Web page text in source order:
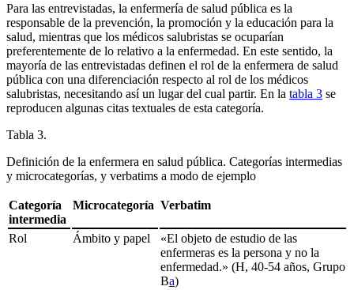
Para las entrevistadas, la enfermería de salud pública es la
responsable de la prevención, la promoción y la educación para la
salud, mientras que los médicos salubristas se ocuparían
preferentemente de lo relativo a la enfermedad. En este sentido, la
mayoría de las entrevistadas definen el rol de la enfermera de salud
pública con una diferenciación respecto al rol de los médicos
salubristas, necesitando así un lugar del cual partir. En la tabla 3 se
reproducen algunas citas textuales de esta categoría.
Tabla 3.
Definición de la enfermera en salud pública. Categorías intermedias
y microcategorías, y verbatims a modo de ejemplo
Categoría
intermedia
Microcategoría Verbatim
Rol Ámbito y papel
«El objeto de estudio de las
enfermeras es la persona y no la
enfermedad.» (H, 40-54 años, Grupo
Ba)